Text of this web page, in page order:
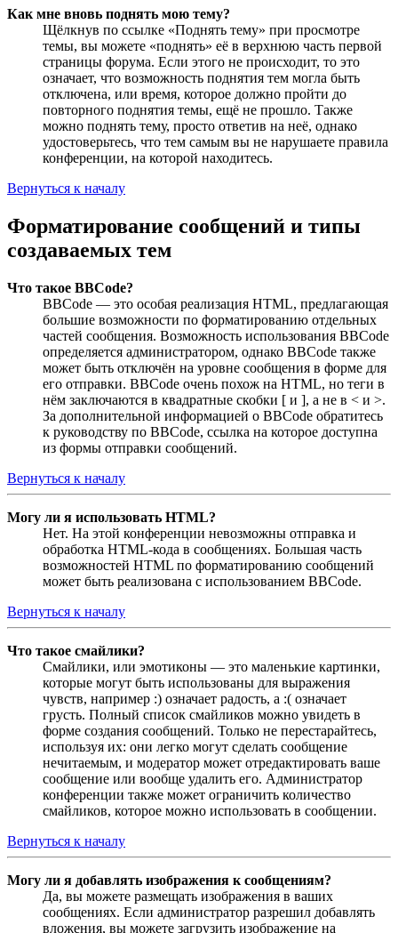
Как мне вновь поднять мою тему?
Щёлкнув по ссылке «Поднять тему» при просмотре
темы, вы можете «поднять» её в верхнюю часть первой
страницы форума. Если этого не происходит, то это
означает, что возможность поднятия тем могла быть
отключена, или время, которое должно пройти до
повторного поднятия темы, ещё не прошло. Также
можно поднять тему, просто ответив на неё, однако
удостоверьтесь, что тем самым вы не нарушаете правила
конференции, на которой находитесь.
Вернуться к началу
Форматирование сообщений и типы
создаваемых тем
Что такое BBCode?
BBCode — это особая реализация HTML, предлагающая
большие возможности по форматированию отдельных
частей сообщения. Возможность использования BBCode
определяется администратором, однако BBCode также
может быть отключён на уровне сообщения в форме для
его отправки. BBCode очень похож на HTML, но теги в
нём заключаются в квадратные скобки [ и ], а не в < и >.
За дополнительной информацией о BBCode обратитесь
к руководству по BBCode, ссылка на которое доступна
из формы отправки сообщений.
Вернуться к началу
Могу ли я использовать HTML?
Нет. На этой конференции невозможны отправка и
обработка HTML-кода в сообщениях. Большая часть
возможностей HTML по форматированию сообщений
может быть реализована с использованием BBCode.
Вернуться к началу
Что такое смайлики?
Смайлики, или эмотиконы — это маленькие картинки,
которые могут быть использованы для выражения
чувств, например :) означает радость, а :( означает
грусть. Полный список смайликов можно увидеть в
форме создания сообщений. Только не перестарайтесь,
используя их: они легко могут сделать сообщение
нечитаемым, и модератор может отредактировать ваше
сообщение или вообще удалить его. Администратор
конференции также может ограничить количество
смайликов, которое можно использовать в сообщении.
Вернуться к началу
Могу ли я добавлять изображения к сообщениям?
Да, вы можете размещать изображения в ваших
сообщениях. Если администратор разрешил добавлять
вложения, вы можете загрузить изображение на